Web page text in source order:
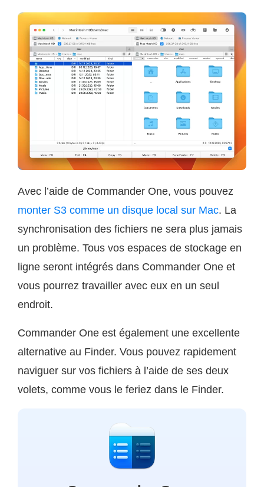
Avec l’aide de Commander One, vous pouvez
monter S3 comme un disque local sur Mac. La
synchronisation des fichiers ne sera plus jamais
un problème. Tous vos espaces de stockage en
ligne seront intégrés dans Commander One et
vous pourrez travailler avec eux en un seul
endroit.
Commander One est également une excellente
alternative au Finder. Vous pouvez rapidement
naviguer sur vos fichiers à l’aide de ses deux
volets, comme vous le feriez dans le Finder.